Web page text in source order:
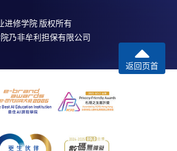
域工作超過十三年，並曾於國際投
加哥大學取得工商管理碩士學位。
併寄交各報名中心。信封上請註明
卡
或Mastercard卡繳付學費。申請人如
業進修學院Mastercard卡」持有
卡付款報讀港幣2,000元或以上之
进修学院 版权所有
乃非牟利担保有限公司
返回页首